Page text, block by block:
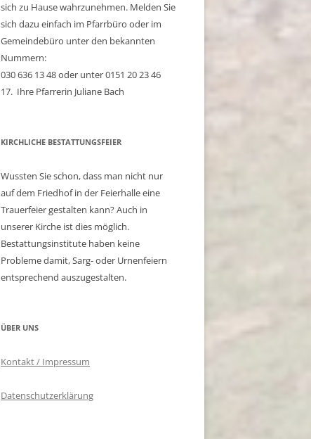
sich zu Hause wahrzunehmen. Melden Sie
sich dazu einfach im Pfarrbüro oder im
Gemeindebüro unter den bekannten
Nummern:
030 636 13 48 oder unter 0151 20 23 46
17. Ihre Pfarrerin Juliane Bach
KIRCHLICHE BESTATTUNGSFEIER
Wussten Sie schon, dass man nicht nur
auf dem Friedhof in der Feierhalle eine
Trauerfeier gestalten kann? Auch in
unserer Kirche ist dies möglich.
Bestattungsinstitute haben keine
Probleme damit, Sarg- oder Urnenfeiern
entsprechend auszugestalten.
ÜBER UNS
Kontakt / Impressum
Datenschutzerklärung